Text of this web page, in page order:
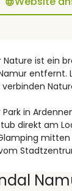
Nature ist ein
entfernt.
Park in
direkt am